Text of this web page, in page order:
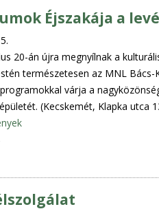
Éjszakája a
20-án újra megnyílnak a
természetesen az MNL
várja a
(Kecskemét, Klapka utca